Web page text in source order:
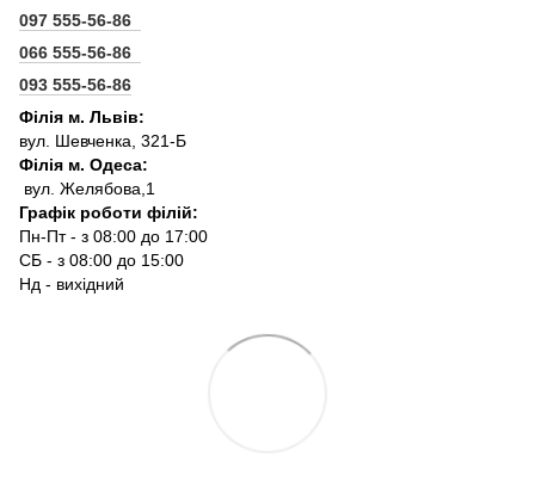
097 555-56-86
066 555-56-86
093 555-56-86
Філія м. Львів:
вул. Шевченка, 321-Б
Філія м. Одеса:
вул. Желябова,1
Графік роботи філій:
Пн-Пт - з 08:00 до 17:00
СБ - з 08:00 до 15:00
Нд - вихідний